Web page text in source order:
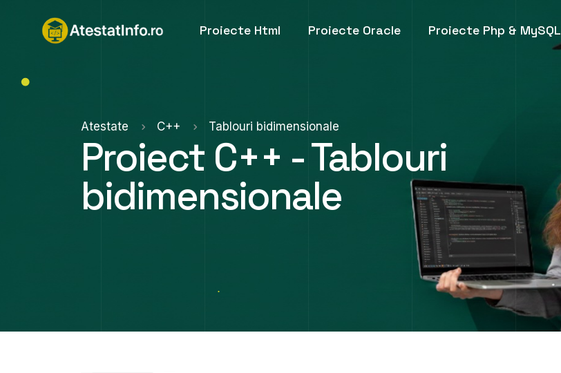
Proiecte Html Proiecte Oracle Proiecte Php & MySQL
Atestate C++ Tablouri bidimensionale
Proiect C++ - Tablouri
bidimensionale